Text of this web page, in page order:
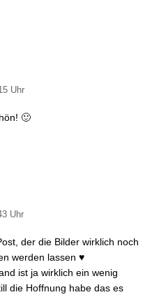
Uhr
🙂
Uhr
der die Bilder wirklich noch
werden lassen ♥
ist ja wirklich ein wenig
die Hoffnung habe das es